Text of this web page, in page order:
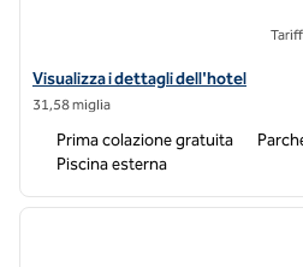
Visualizza i dettagli dell'hotel
Visualizza i dettagli dell'hotel
31,58 miglia
Prima colazione gratuita
Piscina esterna
1 di 12